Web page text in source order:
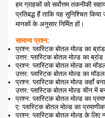
हम ग्राहकों को सर्वोत्तम तकनीकी
प्रतिबद्ध हैं ताकि यह सुनिश्चित
मानकों के अनुसार निर्मित हों।
सामान्य प्रश्न:
प्रश्न: प्लास्टिक बोतल मोल्ड का
उत्तर: प्लास्टिक बोतल मोल्ड का
प्रश्न: प्लास्टिक बोतल मोल्ड का
उत्तर: प्लास्टिक बोतल मोल्ड का
प्रश्न: प्लास्टिक बोतल मोल्ड कहाँ
उत्तर: प्लास्टिक बोतल मोल्ड चीन में
प्रश्न: प्लास्टिक बोतल मोल्ड का
ए: प्लास्टिक बोतल मोल्ड का
प्रश्न: प्लास्टिक बोतल मोल्ड के लिए